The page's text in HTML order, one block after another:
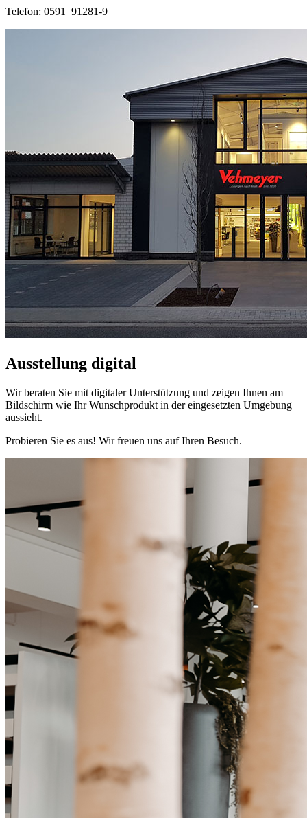
Telefon: 0591 91281-9
Ausstellung digital
Wir beraten Sie mit digitaler Unterstützung und zeigen Ihnen am
Bildschirm wie Ihr Wunschprodukt in der eingesetzten Umgebung
aussieht.
Probieren Sie es aus! Wir freuen uns auf Ihren Besuch.